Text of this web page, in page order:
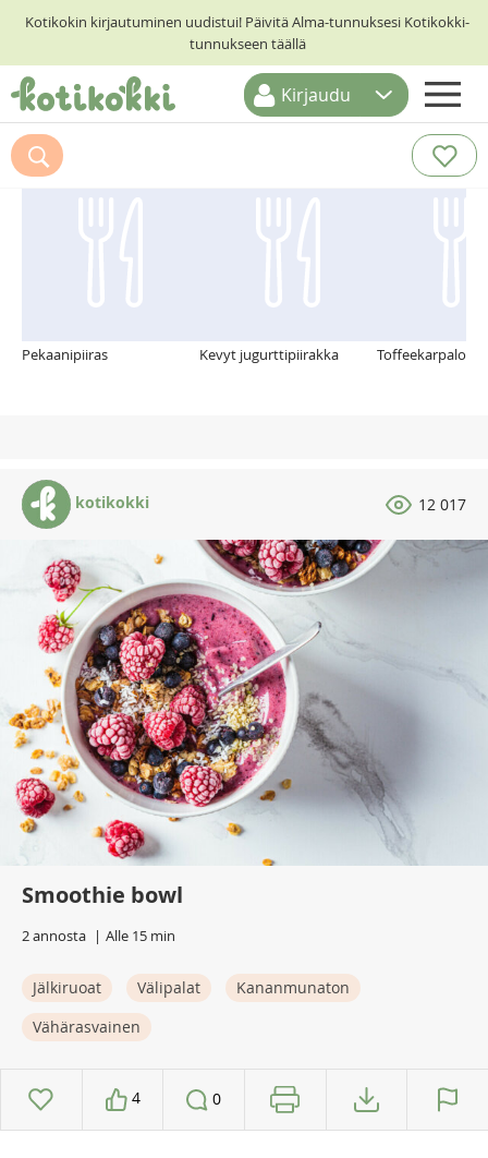
Kotikokin kirjautuminen uudistui! Päivitä Alma-tunnuksesi Kotikokki-
tunnukseen täällä
ETUSIVU
RESEPTIHAKU
Kirjaudu
Suosittelemme myös
Pekaanipiiras Kevyt jugurttipiirakka
kotikokki 12 017
Smoothie bowl
2 annosta Alle 15 min
Jälkiruoat Välipalat
Kananmunaton
Vähärasvainen
4 0